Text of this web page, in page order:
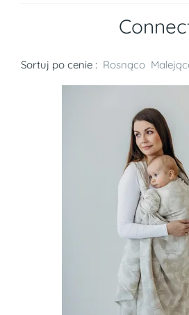
Sortuj po cenie : Rosnąco